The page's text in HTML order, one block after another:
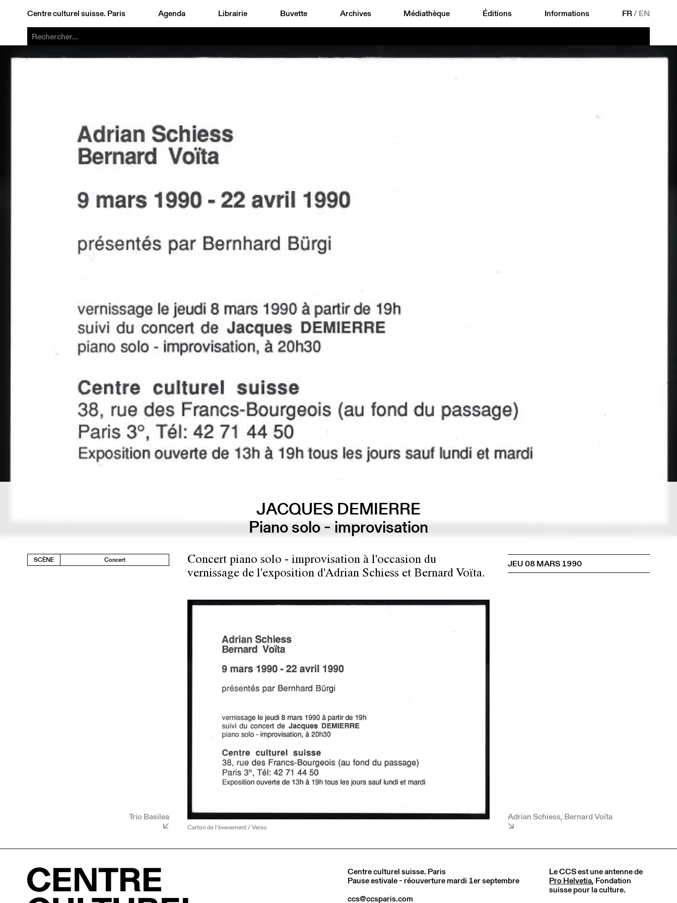
Centre culturel suisse. Paris Agenda Librairie Buvette Archives Médiathèque Éditions Informations FR/ EN
JACQUES DEMIERRE
Piano solo - improvisation
SCÈNE Concert
Trio Basilea
Concert piano solo - improvisation à l'occasion du
vernissage de l'exposition d'Adrian Schiess et Bernard Voïta.
Carton de l’évenement / Verso
JEU 08 MARS 1990
Adrian Schiess, Bernard Voïta
Centre culturel suisse. Paris
Pause estivale - réouverture mardi 1er septembre
ccs@ccsparis.com
Le CCS est une antenne de
Pro Helvetia, Fondation
suisse pour la culture.